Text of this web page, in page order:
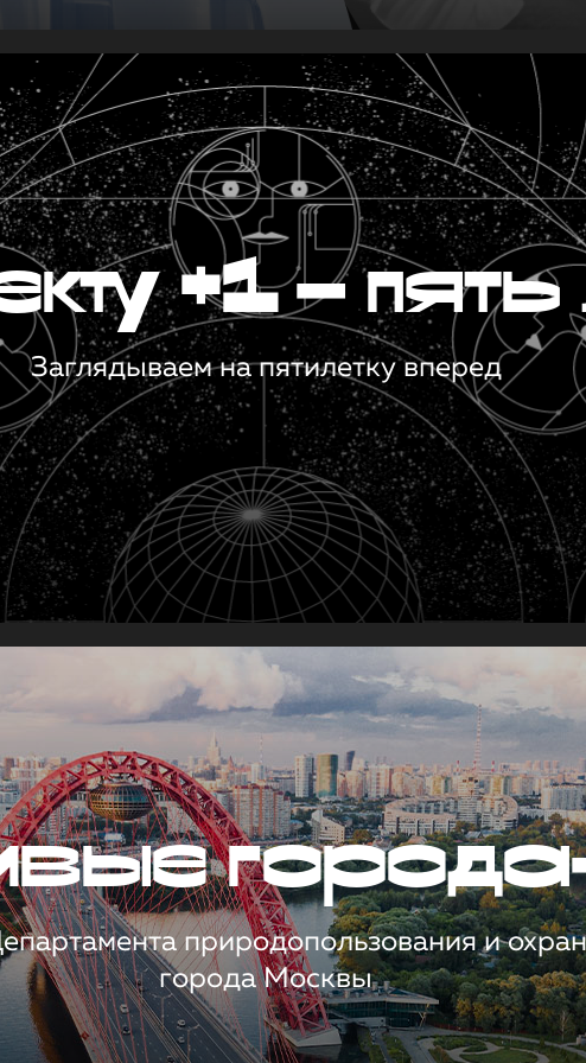
+1 — пять
Заглядываем на пятилетку вперед
природопользования и
города Москвы